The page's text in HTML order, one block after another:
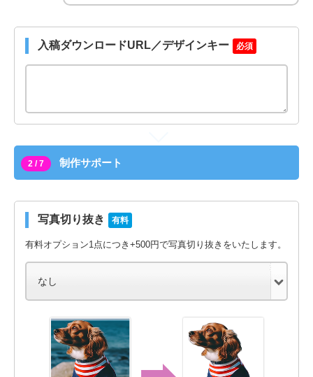
入稿ダウンロードURL／デザインキー 必須
2 / 7 制作サポート
写真切り抜き 有料
有料オプション1点につき+500円で写真切り抜きをいたします。